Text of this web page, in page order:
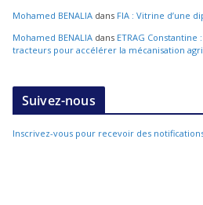
Mohamed BENALIA dans FIA : Vitrine d’une
Mohamed BENALIA dans ETRAG
tracteurs pour accélérer la mécanisation
Suivez-nous
Inscrivez-vous pour recevoir des